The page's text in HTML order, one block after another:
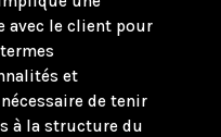
avec le client pour
et
de tenir
à la structure du